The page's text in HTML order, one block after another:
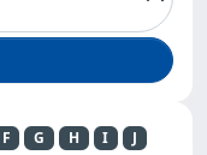
F G H I
J